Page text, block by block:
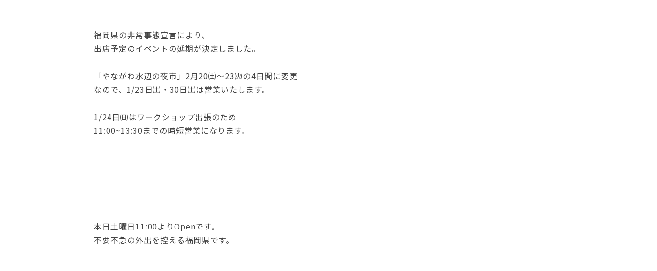
福岡県の非常事態宣言により、
出店予定のイベントの延期が決定しました。
「やながわ水辺の夜市」2月20㈯～23㈫の4日間に変更
なので、1/23日㈯・30日㈯は営業いたします。
1/24日㈰はワークショップ出張のため
11:00~13:30までの時短営業になります。
本日土曜日11:00よりOpenです。
不要不急の外出を控える福岡県です。